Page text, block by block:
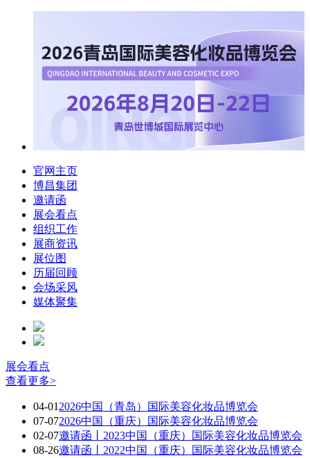
官网主页
博昌集团
邀请函
展会看点
组织工作
展商资讯
展位图
历届回顾
会场采风
媒体聚集
展会看点
查看更多>
04-012026中国（青岛）国际美容化妆品博览会
07-072026中国（重庆）国际美容化妆品博览会
02-07邀请函丨2023中国（重庆）国际美容化妆品博览会
08-26邀请函丨2022中国（重庆）国际美容化妆品博览会